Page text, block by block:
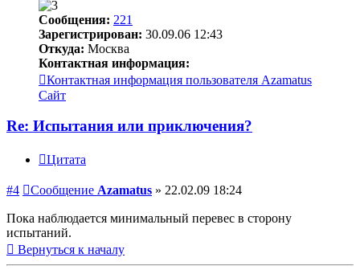
Сообщения: 221
Зарегистрирован: 30.09.06 12:43
Откуда: Москва
Контактная информация:
Контактная информация пользователя Azamatus
Сайт
Re: Испытания или приключения?
Цитата
#4 Сообщение Azamatus » 22.02.09 18:24
Пока наблюдается минимальный перевес в сторону
испытаний.
Вернуться к началу